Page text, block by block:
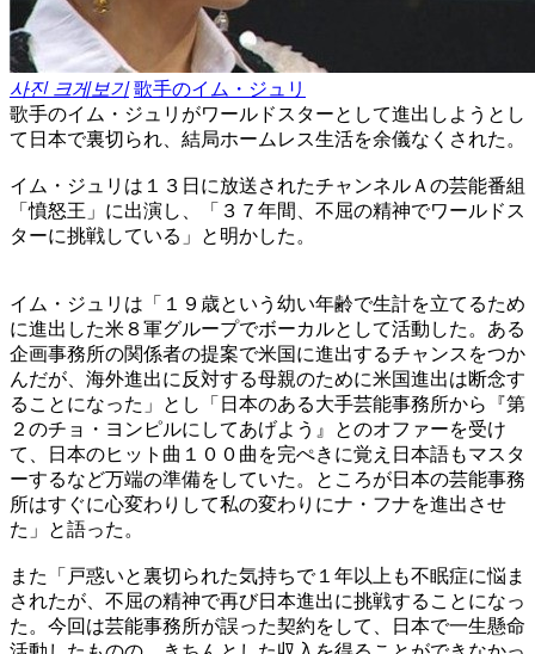
사진 크게보기 歌手のイム・ジュリ
歌手のイム・ジュリがワールドスターとして進出しようとし
て日本で裏切られ、結局ホームレス生活を余儀なくされた。
イム・ジュリは１３日に放送されたチャンネルＡの芸能番組
「憤怒王」に出演し、「３７年間、不屈の精神でワールドス
ターに挑戦している」と明かした。
イム・ジュリは「１９歳という幼い年齢で生計を立てるため
に進出した米８軍グループでボーカルとして活動した。ある
企画事務所の関係者の提案で米国に進出するチャンスをつか
んだが、海外進出に反対する母親のために米国進出は断念す
ることになった」とし「日本のある大手芸能事務所から『第
２のチョ・ヨンピルにしてあげよう』とのオファーを受け
て、日本のヒット曲１００曲を完ぺきに覚え日本語もマスタ
ーするなど万端の準備をしていた。ところが日本の芸能事務
所はすぐに心変わりして私の変わりにナ・フナを進出させ
た」と語った。
また「戸惑いと裏切られた気持ちで１年以上も不眠症に悩ま
されたが、不屈の精神で再び日本進出に挑戦することになっ
た。今回は芸能事務所が誤った契約をして、日本で一生懸命